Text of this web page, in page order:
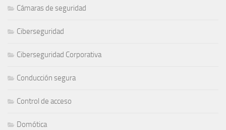
Cámaras de seguridad
Ciberseguridad
Ciberseguridad Corporativa
Conducción segura
Control de acceso
Domótica